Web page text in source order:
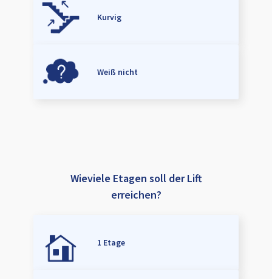
Kurvig
Weiß nicht
Wieviele Etagen soll der Lift
erreichen?
1 Etage